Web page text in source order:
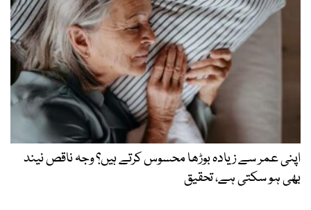
اپنی عمر سے زیادہ بوڑھا محسوس کرتے ہیں؟ وجہ ناقص نیند
بھی ہو سکتی ہے، تحقیق